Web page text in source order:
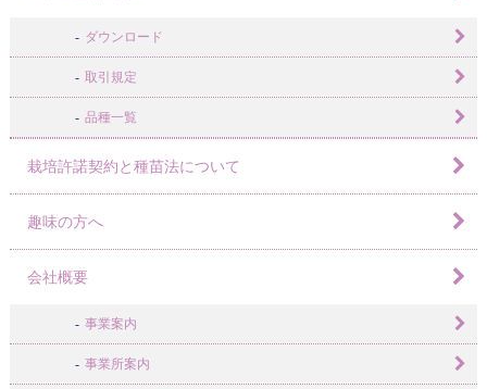
ダウンロード
取引規定
品種一覧
栽培許諾契約と種苗法について
趣味の方へ
会社概要
事業案内
事業所案内